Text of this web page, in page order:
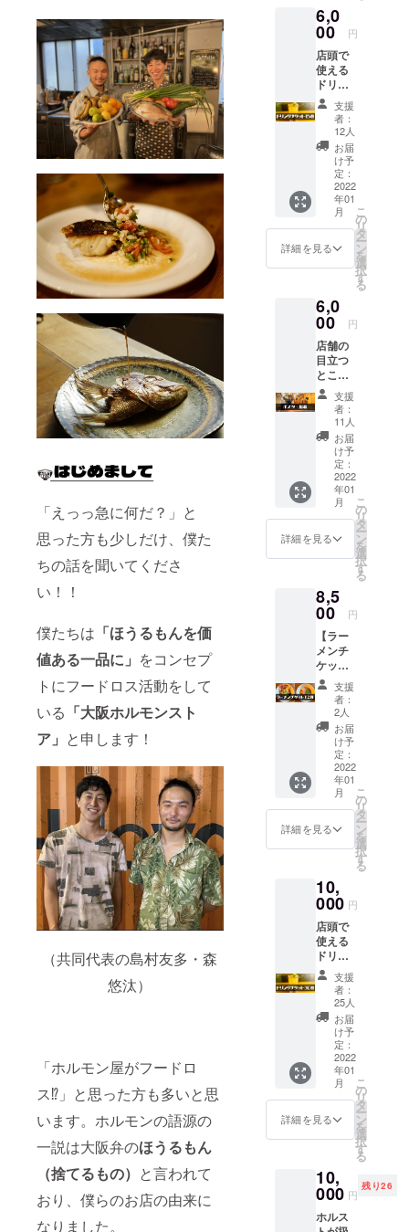
「えっっ急に何だ？」と
思った方も少しだけ、僕た
ちの話を聞いてくださ
い！！
僕たちは 「ほうるもんを価
値ある一品に」 をコンセプ
トにフードロス活動をして
いる 「大阪ホルモンスト
ア」 と申します！
（共同代表の島村友多・森
悠汰）
「ホルモン屋がフードロ
ス⁉」と思った方も多いと思
います。ホルモンの語源の
一説は大阪弁のほうるもん
（捨てるもの） と言われて
おり、僕らのお店の由来に
なりました。
ー
シュー
大盛な
ど） ※
有効期
限：
2022年
∼2022
年12月
6,0
00 円
店頭で
使える
ドリン
クチ
ケット
15枚。
ロスフ
ルーツ
を使っ
たフ
ルーツ
チュー
ハイな
どもご
用意し
ていま
（有効
期限：
2022年
1月
∼2022
年12
月）
支援
者：
12人
お届
け予
定：
2022
年01
月
詳細を見る
こ
の
リ
タ
ー
ン
を
選
択
す
る
6,0
00 円
店舗の
目立つ
ところ
にポス
ターを
張る権
利。 掲
載期
間：1か
月（ポ
スター
サイ
ズ：A2
まで）
支援
者：
11人
お届
け予
定：
2022
年01
月
詳細を見る
こ
の
リ
タ
ー
ン
を
選
択
す
る
8,5
00 円
【ラー
メンチ
ケット
12枚】
特製鯛
ラーメ
ン1杯と
の引換
券で
す。 ※
追加
トッピ
ングは
別料金
となり
ます。
ー
シュー
大盛な
ど） ※
有効期
限：
2022年
∼2022
年12月
支援
者：
2人
お届
け予
定：
2022
年01
月
詳細を見る
こ
の
リ
タ
ー
ン
を
選
択
す
る
10,
000 円
店頭で
使える
ドリン
クチ
ケット
30枚。
ロスフ
ルーツ
を使っ
たフ
ルーツ
チュー
ハイな
どもご
用意し
ていま
（有効
期限：
2022年
1月
支援
者：
25人
お届
け予
定：
2022
年01
月
詳細を見る
こ
の
リ
タ
ー
ン
を
選
択
す
る
10,
000 円
残り26
ホルス